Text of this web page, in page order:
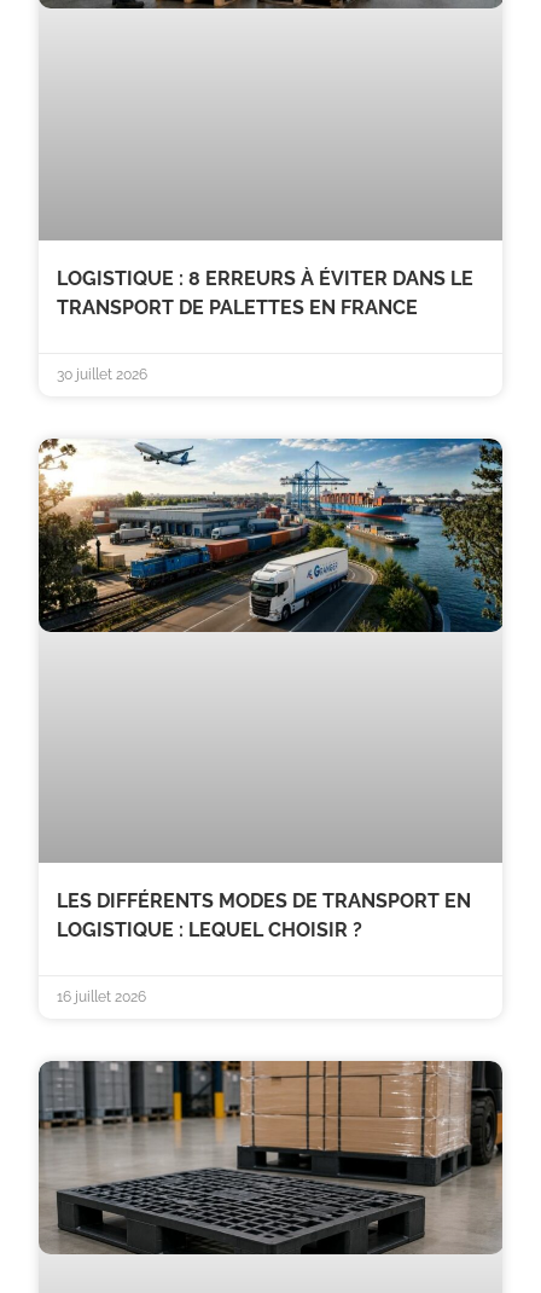
LOGISTIQUE : 8 ERREURS À ÉVITER DANS LE
TRANSPORT DE PALETTES EN FRANCE
30 juillet 2026
LES DIFFÉRENTS MODES DE TRANSPORT EN
LOGISTIQUE : LEQUEL CHOISIR ?
16 juillet 2026